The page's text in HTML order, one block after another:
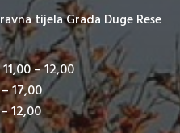
tijela Grada Duge Rese
– 12,00
17,00
12,00